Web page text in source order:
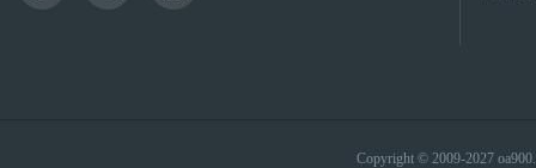
Copyright © 2009-2027